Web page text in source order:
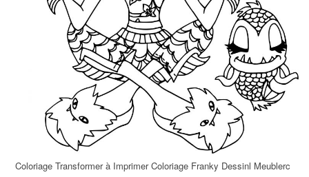
Coloriage Transformer à Imprimer Coloriage Franky Dessinl Meublerc